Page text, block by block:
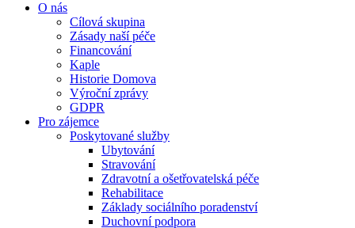
O nás
Cílová skupina
Zásady naší péče
Financování
Kaple
Historie Domova
Výroční zprávy
GDPR
Pro zájemce
Poskytované služby
Ubytování
Stravování
Zdravotní a ošetřovatelská péče
Rehabilitace
Základy sociálního poradenství
Duchovní podpora